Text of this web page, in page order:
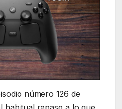
número 126 de